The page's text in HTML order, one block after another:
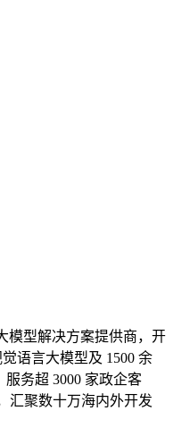
模型解决方案提供商，开
语言大模型及 1500 余
务超 3000 家政企客
汇聚数十万海内外开发